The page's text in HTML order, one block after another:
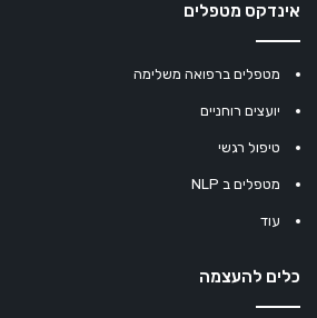
אינדקס מטפלים
מטפלים ברפואה משלימה
יועצים רוחניים
טיפול רגשי
מטפלים ב NLP
עוד
כלים להעצמה